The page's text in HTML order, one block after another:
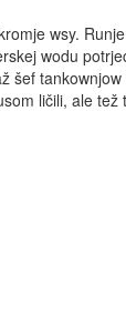
wsy.
wodu
šef
ličili, ale tež